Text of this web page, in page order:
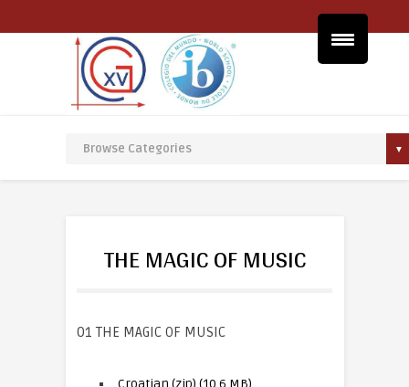
THE MAGIC OF MUSIC
01 THE MAGIC OF MUSIC
Croatian (zip) (10,6 MB)